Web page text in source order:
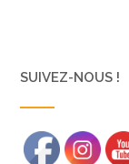
SUIVEZ-NOUS !